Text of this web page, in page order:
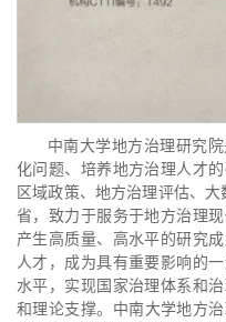
中南大学地方治理研究
化问题、培养地方治理人才
区域政策、地方治理评估、
省，致力于服务于地方治理
产生高质量、高水平的研究
人才，成为具有重要影响的
水平，实现国家治理体系和
和理论支撑。中南大学地方